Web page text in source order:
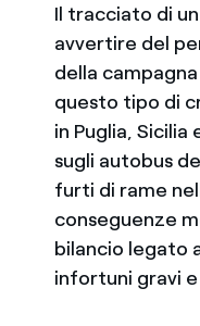
Il tracciato di
avvertire del
della
questo tipo di
in Puglia,
sugli autobus
furti di rame
conseguenze
bilancio legato
infortuni gravi